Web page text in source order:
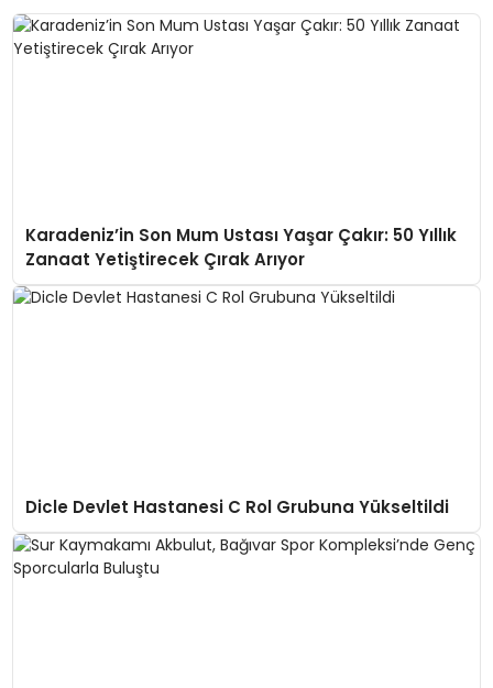
Karadeniz’in Son Mum Ustası Yaşar Çakır: 50 Yıllık
Zanaat Yetiştirecek Çırak Arıyor
Dicle Devlet Hastanesi C Rol Grubuna Yükseltildi